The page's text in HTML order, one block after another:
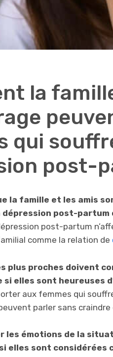
la
qui
post-
la famille et les amis
dépression post-partum
post-partum
comme la relation de
plus proches doivent
si elles sont heureuses
aux femmes qui
parler sans
les émotions de la
elles sont considérées